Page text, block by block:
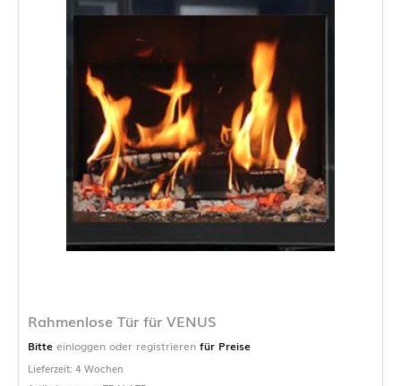
Rahmenlose Tür für VENUS
Bitte einloggen oder registrieren für Preise
Lieferzeit: 4 Wochen